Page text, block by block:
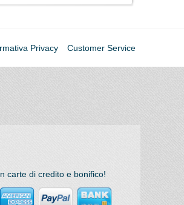
Privacy Customer Service
carte di credito e bonifico!